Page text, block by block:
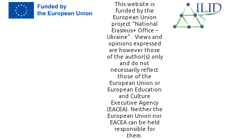
This website is
funded by the
European Union
project “National
Erasmus+ Office –
Ukraine” . Views and
opinions expressed
are however those
of the author(s) only
and do not
necessarily reflect
those of the
European Union or
European Education
and Culture
Executive Agency
(EACEA). Neither the
European Union nor
EACEA can be held
responsible for
them.